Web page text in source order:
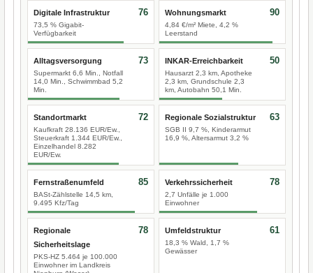
Digitale Infrastruktur
73,5 % Gigabit-
Verfügbarkeit
76 Wohnungsmarkt
4,84 €/m² Miete, 4,2 %
Leerstand
90
Alltagsversorgung
Supermarkt 6,6 Min., Notfall
14,0 Min., Schwimmbad 5,2
Min.
73 INKAR-Erreichbarkeit
Hausarzt 2,3 km, Apotheke
2,3 km, Grundschule 2,3
km, Autobahn 50,1 Min.
50
Standortmarkt
Kaufkraft 28.136 EUR/Ew.,
Steuerkraft 1.344 EUR/Ew.,
Einzelhandel 8.282
EUR/Ew.
72 Regionale Sozialstruktur
SGB II 9,7 %, Kinderarmut
16,9 %, Altersarmut 3,2 %
63
Fernstraßenumfeld
BASt-Zählstelle 14,5 km,
9.495 Kfz/Tag
85 Verkehrssicherheit
2,7 Unfälle je 1.000
Einwohner
78
Regionale
Sicherheitslage
PKS-HZ 5.464 je 100.000
Einwohner im Landkreis
78 Umfeldstruktur
18,3 % Wald, 1,7 %
Gewässer
61